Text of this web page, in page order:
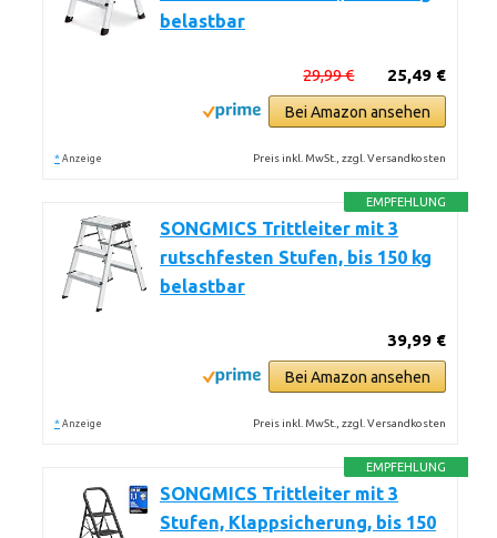
belastbar
25,49 €
29,99 €
Bei Amazon ansehen
* Anzeige Preis inkl. MwSt., zzgl. Versandkosten
EMPFEHLUNG
SONGMICS Trittleiter mit 3
rutschfesten Stufen, bis 150 kg
belastbar
39,99 €
Bei Amazon ansehen
* Anzeige Preis inkl. MwSt., zzgl. Versandkosten
EMPFEHLUNG
SONGMICS Trittleiter mit 3
Stufen, Klappsicherung, bis 150